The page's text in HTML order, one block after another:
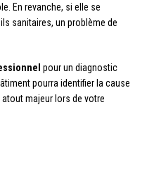
En revanche, si elle se
sanitaires, un problème de
pour un diagnostic
pourra identifier la cause
majeur lors de votre